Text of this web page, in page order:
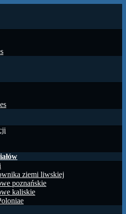
ziemi liwskiej
poznańskie
kaliskie